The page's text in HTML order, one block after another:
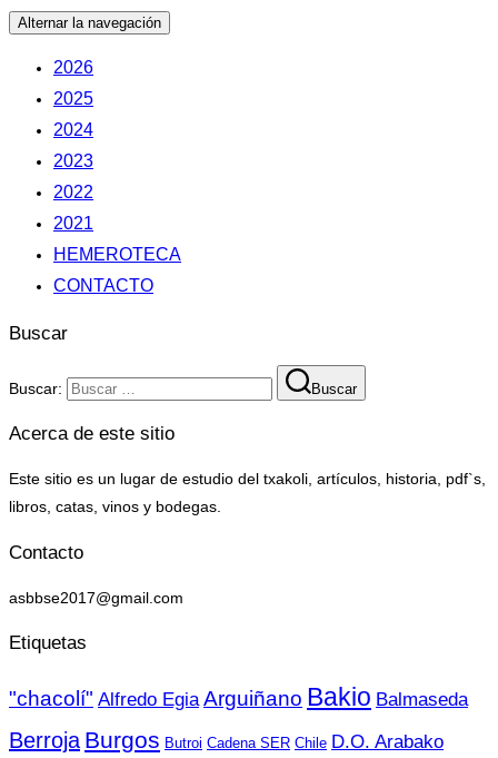
Alternar la navegación
2026
2025
2024
2023
2022
2021
HEMEROTECA
CONTACTO
Buscar
Buscar: Buscar
Acerca de este sitio
Este sitio es un lugar de estudio del txakoli, artículos, historia, pdf`s,
libros, catas, vinos y bodegas.
Contacto
asbbse2017@gmail.com
Etiquetas
"chacolí" Alfredo Egia Arguiñano Bakio Balmaseda
Berroja Burgos Butroi Cadena SER Chile D.O. Arabako